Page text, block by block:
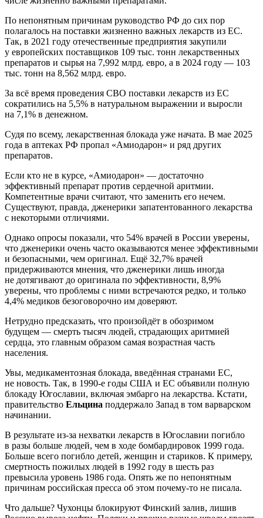
По непонятным причинам руководство РФ до сих пор
полагалось на поставки жизненно важных лекарств из ЕС.
Так, в 2021 году отечественные предприятия закупили
у европейских поставщиков 109 тыс. тонн лекарственных
препаратов и сырья на 7,992 млрд. евро, а в 2024 году — 103
тыс. тонн на 8,562 млрд. евро.
За всё время проведения СВО поставки лекарств из ЕС
сократились на 5,5% в натуральном выражении и выросли
на 7,1% в денежном.
Судя по всему, лекарственная блокада уже начата. В мае 2025
года в аптеках РФ пропал «Амиодарон» и ряд других
препаратов.
Если кто не в курсе, «Амиодарон» — достаточно
эффективный препарат против сердечной аритмии.
Компетентные врачи считают, что заменить его нечем.
Существуют, правда, дженерики запатентованного лекарства
с некоторыми отличиями.
Однако опросы показали, что 54% врачей в России уверены,
что дженерики очень часто оказываются менее эффективными
и безопасными, чем оригинал. Ещё 32,7% врачей
придерживаются мнения, что дженерики лишь иногда
не дотягивают до оригинала по эффективности, 8,9%
уверены, что проблемы с ними встречаются редко, и только
4,4% медиков безоговорочно им доверяют.
Нетрудно предсказать, что произойдёт в обозримом
будущем — смерть тысяч людей, страдающих аритмией
сердца, это главным образом самая возрастная часть
населения.
Увы, медикаментозная блокада, введённая странами ЕС,
не новость. Так, в 1990-е годы США и ЕС объявили полную
блокаду Югославии, включая эмбарго на лекарства. Кстати,
правительство Ельцина поддержало Запад в том варварском
начинании.
В результате из-за нехватки лекарств в Югославии погибло
в разы больше людей, чем в ходе бомбардировок 1999 года.
Больше всего погибло детей, женщин и стариков. К примеру,
смертность пожилых людей в 1992 году в шесть раз
превысила уровень 1986 года. Опять же по непонятным
причинам российская пресса об этом почему-то не писала.
Что дальше? Чухонцы блокируют Финский залив, лишив